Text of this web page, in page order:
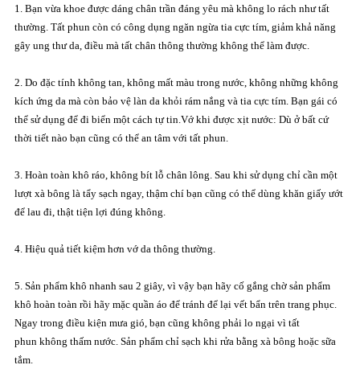
1. Bạn vừa khoe được dáng chân trần đáng yêu mà không lo rách như tất
thường. Tất phun còn có công dụng ngăn ngừa tia cực tím, giảm khả năng
gây ung thư da, điều mà tất chân thông thường không thể làm được.
2. Do đặc tính không tan, không mất màu trong nước, không những không
kích ứng da mà còn bảo vệ làn da khỏi rám nắng và tia cực tím. Bạn gái có
thể sử dụng để đi biển một cách tự tin.Vớ khi được xịt nước: Dù ở bất cứ
thời tiết nào bạn cũng có thể an tâm với tất phun.
3. Hoàn toàn khô ráo, không bít lỗ chân lông. Sau khi sử dụng chỉ cần một
lượt xà bông là tẩy sạch ngay, thậm chí bạn cũng có thể dùng khăn giấy ướt
để lau đi, thật tiện lợi đúng không.
4. Hiệu quả tiết kiệm hơn vớ da thông thường.
5. Sản phẩm khô nhanh sau 2 giây, vì vậy bạn hãy cố gắng chờ sản phẩm
khô hoàn toàn rồi hãy mặc quần áo để tránh để lại vết bẩn trên trang phục.
Ngay trong điều kiện mưa gió, bạn cũng không phải lo ngại vì tất
phun không thấm nước. Sản phẩm chỉ sạch khi rửa bằng xà bông hoặc sữa
tắm.